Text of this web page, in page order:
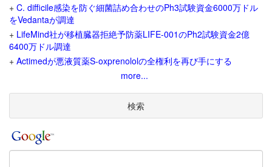
+ C. difficile感染を防ぐ細菌詰め合わせのPh3試験資金6000万ドル
をVedantaが調達
+ LifeMind社が移植臓器拒絶予防薬LIFE-001のPh2試験資金2億
6400万ドル調達
+ Actimedが悪液質薬S-oxprenololの全権利を再び手にする
more...
検索